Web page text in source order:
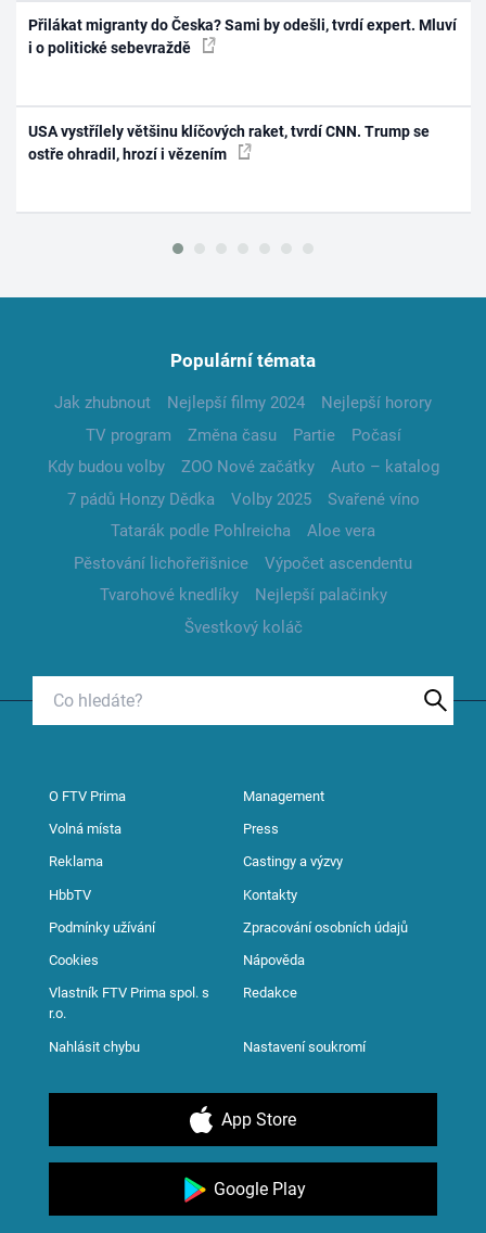
Přilákat migranty do Česka? Sami by odešli, tvrdí expert. Mluví
i o politické sebevraždě
USA vystřílely většinu klíčových raket, tvrdí CNN. Trump se
ostře ohradil, hrozí i vězením
Populární témata
Jak zhubnout Nejlepší filmy 2024
Nejlepší horory
TV program
Změna času Partie
Počasí
Kdy budou volby
ZOO Nové začátky
Auto – katalog
7 pádů Honzy Dědka
Volby 2025
Svařené víno
Tatarák podle Pohlreicha
Aloe vera
Pěstování lichořeřišnice
Výpočet ascendentu
Tvarohové knedlíky
Nejlepší palačinky
Švestkový koláč
O FTV Prima Management
Volná místa Press
Reklama Castingy a výzvy
HbbTV Kontakty
Podmínky užívání Zpracování osobních údajů
Cookies Nápověda
Vlastník FTV Prima spol. s
r.o.
Redakce
Nahlásit chybu Nastavení soukromí
App Store
Google Play